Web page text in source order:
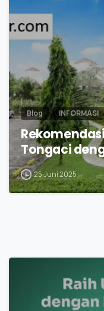
Blog INFORMASI
Tongaci
25 Juni 2025